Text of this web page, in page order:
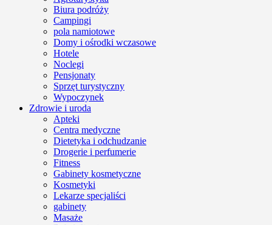
Biura podróży
Campingi
pola namiotowe
Domy i ośrodki wczasowe
Hotele
Noclegi
Pensjonaty
Sprzęt turystyczny
Wypoczynek
Zdrowie i uroda
Apteki
Centra medyczne
Dietetyka i odchudzanie
Drogerie i perfumerie
Fitness
Gabinety kosmetyczne
Kosmetyki
Lekarze specjaliści
gabinety
Masaże